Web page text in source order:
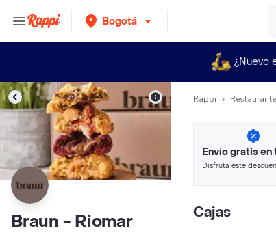
Bogotá
¿Nuevo
Braun - Riomar
Rappi
Envío gratis en
Disfruta este
Cajas